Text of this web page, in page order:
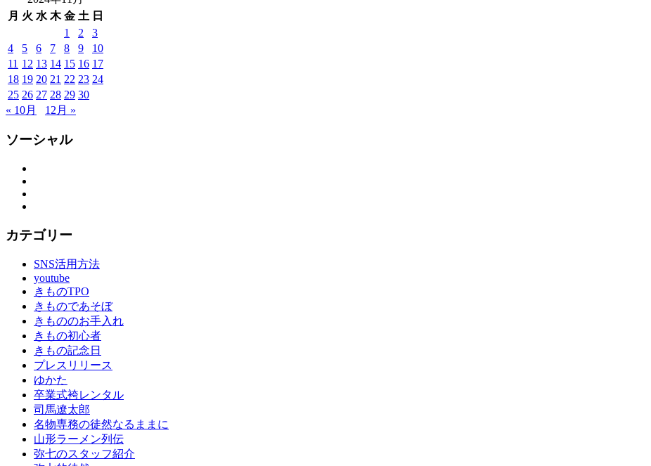
月 火 水 木 金 土 日
1
2
3
4
5 6 7 8 9
10
11 12 13 14 15 16 17
18 19 20 21 22 23 24
25 26 27 28 29 30
« 10月
12月 »
ソーシャル
カテゴリー
SNS活用方法
youtube
きものTPO
きものであそぼ
きもののお手入れ
きもの初心者
きもの記念日
プレスリリース
ゆかた
卒業式袴レンタル
司馬遼太郎
名物専務の徒然なるままに
山形ラーメン列伝
弥七のスタッフ紹介